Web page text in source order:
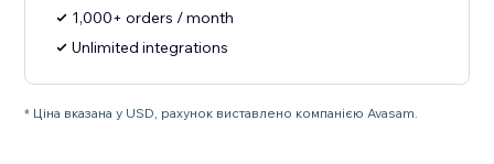
1,000+ orders / month
Unlimited integrations
* Ціна вказана у USD, рахунок виставлено компанією Avasam.